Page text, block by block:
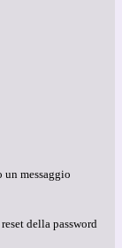
un messaggio
della password